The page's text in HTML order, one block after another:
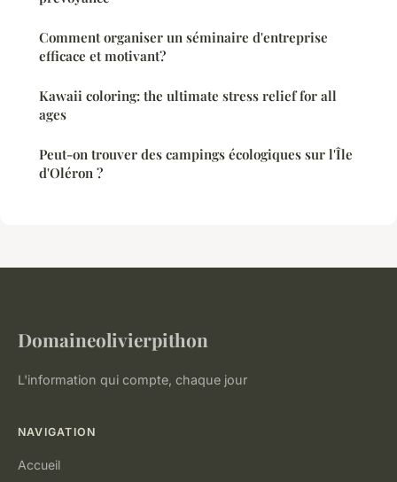
Comment organiser un séminaire d'entreprise
efficace et motivant?
Kawaii coloring: the ultimate stress relief for all
ages
Peut-on trouver des campings écologiques sur l'Île
d'Oléron ?
Domaineolivierpithon
L'information qui compte, chaque jour
NAVIGATION
Accueil